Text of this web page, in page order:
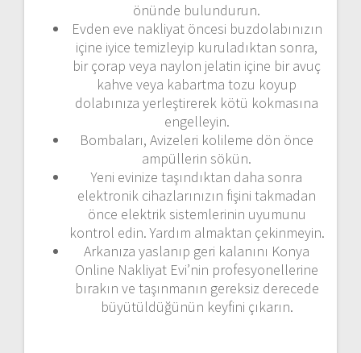
önünde bulundurun.
Evden eve nakliyat öncesi buzdolabınızın
içine iyice temizleyip kuruladıktan sonra,
bir çorap veya naylon jelatin içine bir avuç
kahve veya kabartma tozu koyup
dolabınıza yerleştirerek kötü kokmasına
engelleyin.
Bombaları, Avizeleri kolileme dön önce
ampüllerin sökün.
Yeni evinize taşındıktan daha sonra
elektronik cihazlarınızın fişini takmadan
önce elektrik sistemlerinin uyumunu
kontrol edin. Yardım almaktan çekinmeyin.
Arkanıza yaslanıp geri kalanını Konya
Online Nakliyat Evi’nin profesyonellerine
bırakın ve taşınmanın gereksiz derecede
büyütüldüğünün keyfini çıkarın.